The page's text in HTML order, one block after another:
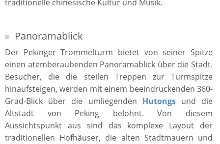
traditionelle chinesische Kultur und Musik.
Panoramablick
Der Pekinger Trommelturm bietet von seiner Spitze
einen atemberaubenden Panoramablick über die Stadt.
Besucher, die die steilen Treppen zur Turmspitze
hinaufsteigen, werden mit einem beeindruckenden 360-
Grad-Blick über die umliegenden Hutongsund die
Altstadt von Peking belohnt. Von diesem
Aussichtspunkt aus sind das komplexe Layout der
traditionellen Hofhäuser, die alten Stadtmauern und